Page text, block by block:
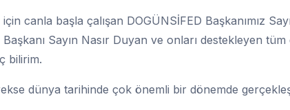
için canla başla çalışan DOGÜNSİFED Başkanımız
Sayın Nasır Duyan ve onları destekleyen tüm
bilirim.
dünya tarihinde çok önemli bir dönemde